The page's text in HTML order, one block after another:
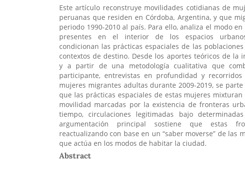
Este artículo reconstruye movilidades cotidianas de
peruanas que residen en Córdoba, Argentina, y que
periodo 1990-2010 al país. Para ello, analiza el modo
presentes en el interior de los espacios
condicionan las prácticas espaciales de las
contextos de destino. Desde los aportes teóricos de la
y a partir de una metodología cualitativa que
participante, entrevistas en profundidad y recorridos
mujeres migrantes adultas durante 2009-2019, se
que las prácticas espaciales de estas mujeres
movilidad marcadas por la existencia de fronteras
tiempo, circulaciones legitimadas bajo
argumentación principal sostiene que estas
reactualizando con base en un “saber moverse” de las
que actúa en los modos de habitar la ciudad.
Abstract